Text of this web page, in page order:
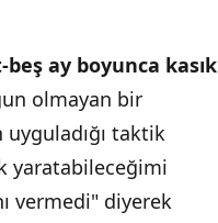
ay boyunca kasık
olmayan bir
uyguladığı taktik
yaratabileceğimi
vermedi" diyerek